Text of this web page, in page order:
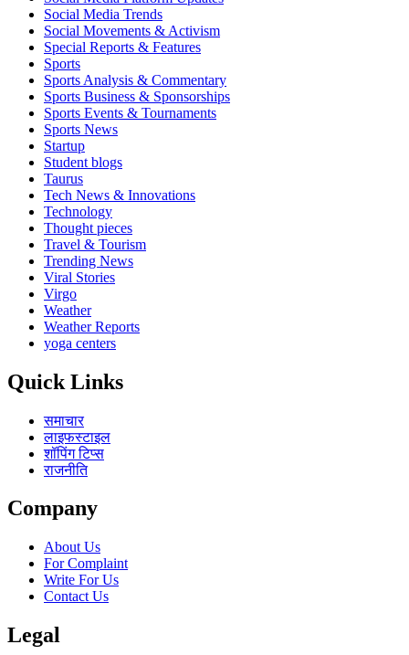
Social Media Trends
Social Movements & Activism
Special Reports & Features
Sports
Sports Analysis & Commentary
Sports Business & Sponsorships
Sports Events & Tournaments
Sports News
Startup
Student blogs
Taurus
Tech News & Innovations
Technology
Thought pieces
Travel & Tourism
Trending News
Viral Stories
Virgo
Weather
Weather Reports
yoga centers
Quick Links
समाचार
लाइफस्टाइल
शॉपिंग टिप्स
राजनीति
Company
About Us
For Complaint
Write For Us
Contact Us
Legal